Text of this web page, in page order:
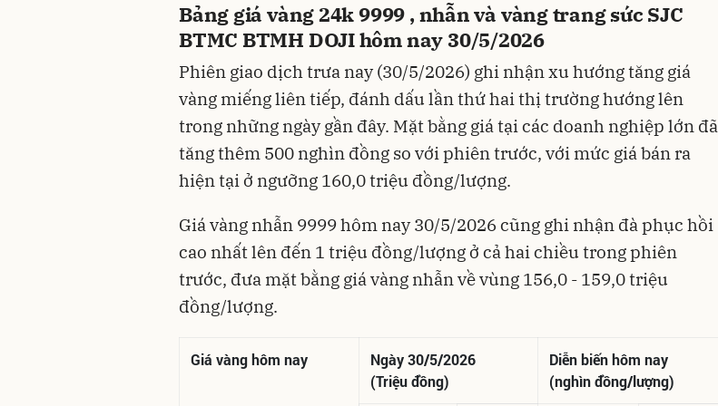
Bảng giá vàng 24k 9999 , nhẫn và vàng trang sức SJC
BTMC BTMH DOJI hôm nay 30/5/2026
Phiên giao dịch trưa nay (30/5/2026) ghi nhận xu hướng tăng giá
vàng miếng liên tiếp, đánh dấu lần thứ hai thị trường hướng lên
trong những ngày gần đây. Mặt bằng giá tại các doanh nghiệp lớn đã
tăng thêm 500 nghìn đồng so với phiên trước, với mức giá bán ra
hiện tại ở ngưỡng 160,0 triệu đồng/lượng.
Giá vàng nhẫn 9999 hôm nay 30/5/2026 cũng ghi nhận đà phục hồi
cao nhất lên đến 1 triệu đồng/lượng ở cả hai chiều trong phiên
trước, đưa mặt bằng giá vàng nhẫn về vùng 156,0 - 159,0 triệu
đồng/lượng.
Giá vàng hôm nay
Ngày 30/5/2026
(Triệu đồng)
Diễn biến hôm nay
(nghìn đồng/lượng)